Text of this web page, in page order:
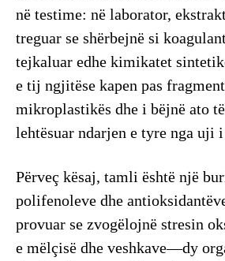
në testime: në laborator,
treguar se shërbejnë si
tejkaluar edhe kimikatet
e tij ngjitëse kapen pas
mikroplastikës dhe i bëjnë ato
lehtësuar ndarjen e tyre nga uji
Përveç kësaj, tamli është një
polifenoleve dhe
provuar se zvogëlojnë stresin
e mëlçisë dhe veshkave—dy